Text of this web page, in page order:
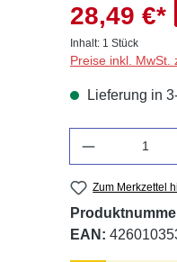
28,49 €*
Inhalt: 1 Stück
Preise inkl. MwSt.
Lieferung in
Zum Merkzettel
EAN: